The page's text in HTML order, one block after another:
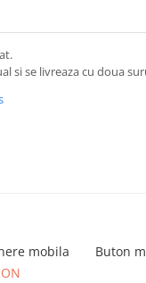
si se livreaza cu doua
mobila
Buton